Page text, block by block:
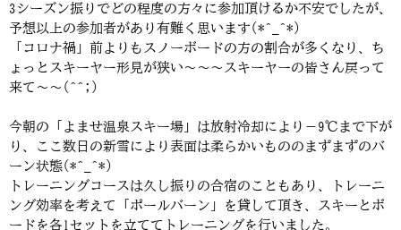
3シーズン振りでどの程度の方々に参加頂けるか不安でしたが、
予想以上の参加者があり有難く思います(*^_^*)
「コロナ禍」前よりもスノーボードの方の割合が多くなり、ち
ょっとスキーヤー形見が狭い～～～スキーヤーの皆さん戻って
来て～～(^^;)
今朝の「よませ温泉スキー場」は放射冷却により－9℃まで下が
り、ここ数日の新雪により表面は柔らかいもののまずまずのバ
ーン状態(*^_^*)
トレーニングコースは久し振りの合宿のこともあり、トレーニ
ング効率を考えて「ポールバーン」を貸して頂き、スキーとボ
ードを各1セットを立ててトレーニングを行いました。